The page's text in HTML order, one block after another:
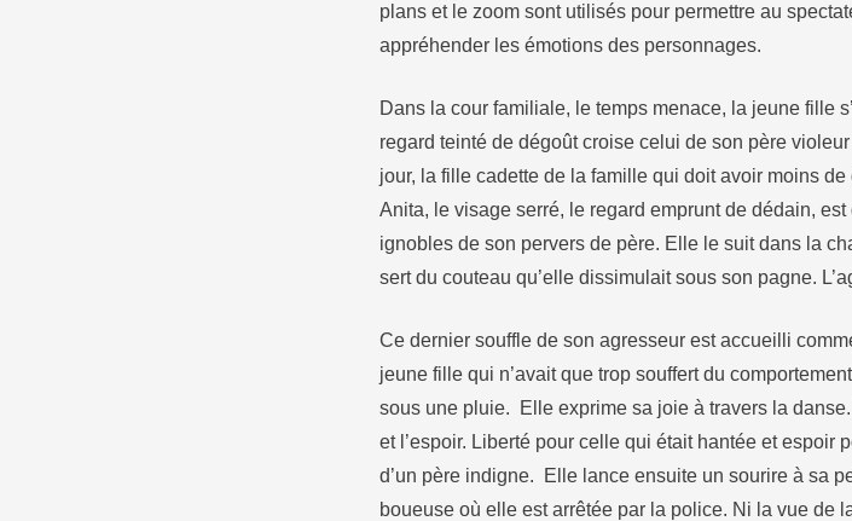
plans et le zoom sont utilisés pour permettre au
appréhender les émotions des personnages.
Dans la cour familiale, le temps menace, la jeune fille
regard teinté de dégoût croise celui de son père
jour, la fille cadette de la famille qui doit avoir moins
Anita, le visage serré, le regard emprunt de dédain,
ignobles de son pervers de père. Elle le suit dans la
sert du couteau qu’elle dissimulait sous son pagne.
Ce dernier souffle de son agresseur est accueilli
jeune fille qui n’avait que trop souffert du
sous une pluie. Elle exprime sa joie à travers la
et l’espoir. Liberté pour celle qui était hantée et
d’un père indigne. Elle lance ensuite un sourire à sa
boueuse où elle est arrêtée par la police. Ni la vue de